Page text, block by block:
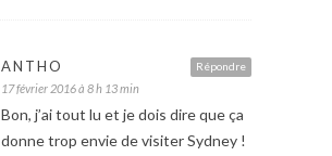
Répondre
ANTHO
17 février 2016 à 8 h 13 min
Bon, j’ai tout lu et je dois dire que ça
donne trop envie de visiter Sydney !